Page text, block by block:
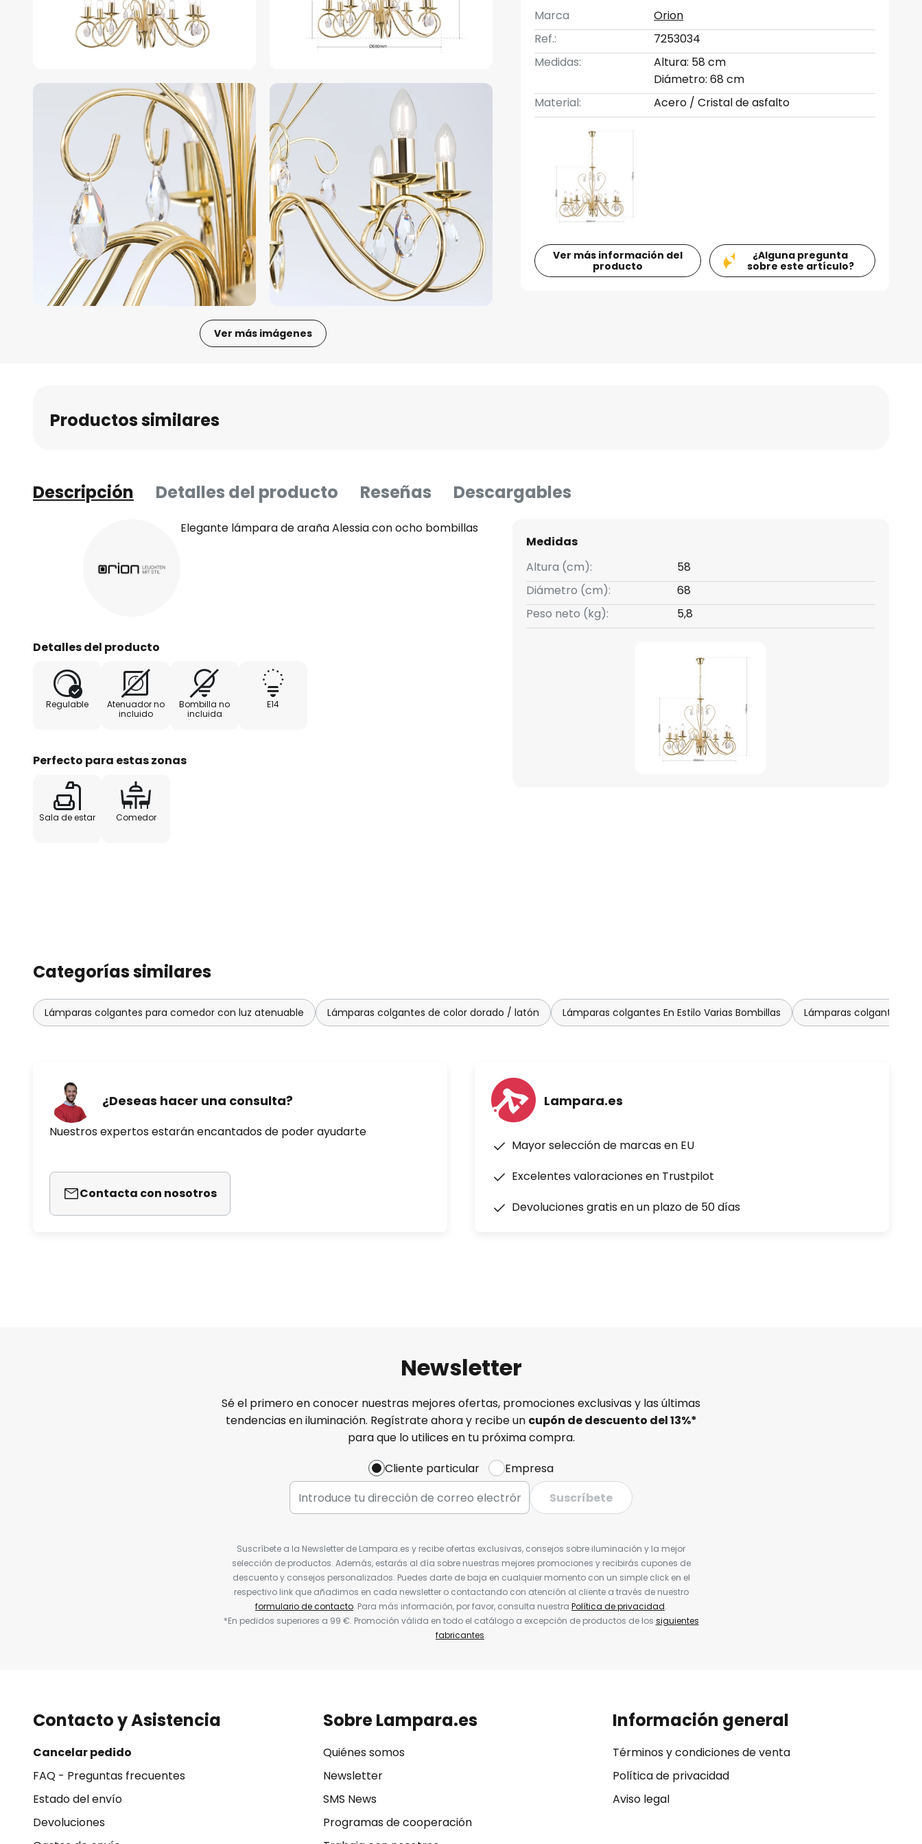
Ver más imágenes
Marca
Orion
Ref.:
7253034
Medidas:
Altura: 58 cm
Diámetro: 68 cm
Material:
Acero / Cristal de asfalto
Ver más información del
producto
¿Alguna pregunta
sobre este artículo?
Productos similares
Descripción Detalles del producto Reseñas Descargables
Elegante lámpara de araña Alessia con ocho bombillas
Detalles del producto
Regulable
Atenuador no
incluido
Bombilla no
incluida
E14
Perfecto para estas zonas
Sala de estar Comedor
Medidas
Altura (cm):
58
Diámetro (cm):
68
Peso neto (kg):
5,8
Categorías similares
Lámparas colgantes para comedor con luz atenuable Lámparas colgantes de color dorado / latón Lámparas colgantes En Estilo Varias Bombillas Lámparas colgantes
¿Deseas hacer una consulta?
Nuestros expertos estarán encantados de poder ayudarte
Contacta con nosotros
Lampara.es
Mayor selección de marcas en EU
Excelentes valoraciones en Trustpilot
Devoluciones gratis en un plazo de 50 días
Newsletter
Sé el primero en conocer nuestras mejores ofertas, promociones exclusivas y las últimas
tendencias en iluminación. Regístrate ahora y recibe un cupón de descuento del13%*
para que lo utilices en tu próxima compra.
Cliente particular
Empresa
Suscríbete
Suscríbete a la Newsletter de Lampara.es y recibe ofertas exclusivas, consejos sobre iluminación y la mejor
selección de productos. Además, estarás al día sobre nuestras mejores promociones y recibirás cupones de
descuento y consejos personalizados. Puedes darte de baja en cualquier momento con un simple click en el
respectivo link que añadimos en cada newsletter o contactando con atención al cliente a través de nuestro
formulario de contacto. Para más información, por favor, consulta nuestra Política de privacidad.
*En pedidos superiores a 99 €. Promoción válida en todo el catálogo a excepción de productos de los siguientes
fabricantes.
Contacto y Asistencia
Cancelar pedido
FAQ - Preguntas frecuentes
Estado del envío
Devoluciones
Sobre Lampara.es
Quiénes somos
Newsletter
SMS News
Programas de cooperación
Información general
Términos y condiciones de venta
Política de privacidad
Aviso legal